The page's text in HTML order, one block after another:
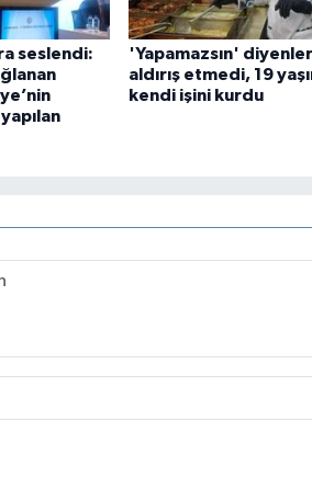
seslendi:
'Yapamazsın'
aldırış etmedi, 19
kendi işini kurdu